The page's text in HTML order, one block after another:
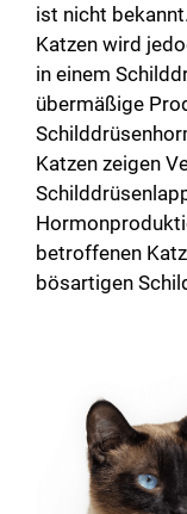
ist nicht
Katzen wird
in einem
übermäßige
Katzen zeigen
betroffenen
bösartigen